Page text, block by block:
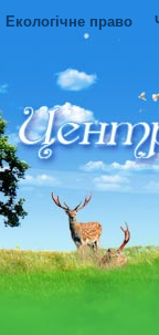
Екологічне право